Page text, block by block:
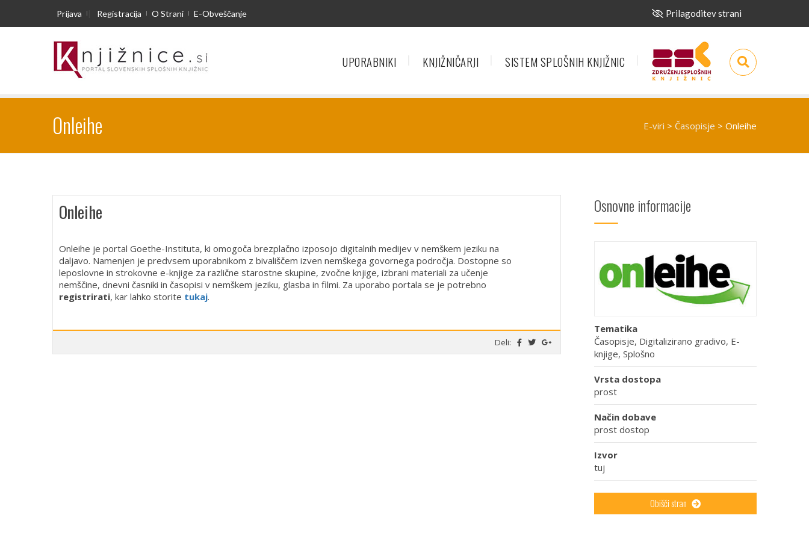
Prijava | Registracija O Strani E-Obveščanje Prilagoditev strani
UPORABNIKI KNJIŽNIČARJI SISTEM SPLOŠNIH KNJIŽNIC
Onleihe E-viri > Časopisje > Onleihe
Onleihe
Onleihe je portal Goethe-Instituta, ki omogoča brezplačno izposojo digitalnih medijev v nemškem jeziku na
daljavo. Namenjen je predvsem uporabnikom z bivališčem izven nemškega govornega področja. Dostopne so
leposlovne in strokovne e-knjige za različne starostne skupine, zvočne knjige, izbrani materiali za učenje
nemščine, dnevni časniki in časopisi v nemškem jeziku, glasba in filmi. Za uporabo portala se je potrebno
registrirati, kar lahko storite tukaj.
Deli:
Osnovne informacije
Tematika
Časopisje, Digitalizirano gradivo, E-
knjige, Splošno
Vrsta dostopa
prost
Način dobave
prost dostop
Izvor
tuj
Obišči stran